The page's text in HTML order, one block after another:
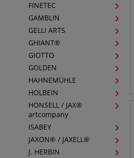
FINETEC
GAMBLIN
GELLI ARTS
GHIANT®
GIOTTO
GOLDEN
HAHNEMÜHLE
HOLBEIN
HONSELL / JAX®
artcompany
ISABEY
JAXON® / JAXELL®
J. HERBIN